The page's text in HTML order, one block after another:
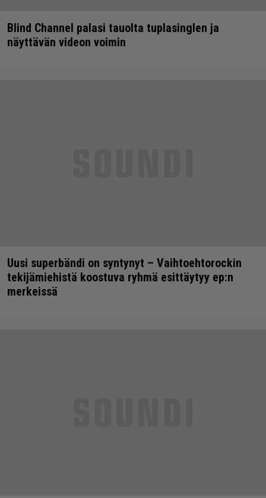
Blind Channel palasi tauolta tuplasinglen ja
näyttävän videon voimin
Uusi superbändi on syntynyt – Vaihtoehtorockin
tekijämiehistä koostuva ryhmä esittäytyy ep:n
merkeissä